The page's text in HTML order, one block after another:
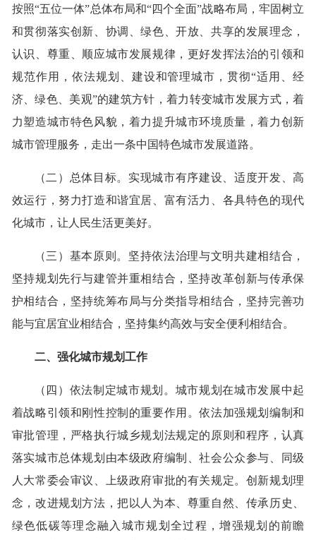
按照“五位一体”总体布局和“四个全面”战略布局，牢固树立
和贯彻落实创新、协调、绿色、开放、共享的发展理念，
认识、尊重、顺应城市发展规律，更好发挥法治的引领和
规范作用，依法规划、建设和管理城市，贯彻“适用、经
济、绿色、美观”的建筑方针，着力转变城市发展方式，着
力塑造城市特色风貌，着力提升城市环境质量，着力创新
城市管理服务，走出一条中国特色城市发展道路。
（二）总体目标。实现城市有序建设、适度开发、高
效运行，努力打造和谐宜居、富有活力、各具特色的现代
化城市，让人民生活更美好。
（三）基本原则。坚持依法治理与文明共建相结合，
坚持规划先行与建管并重相结合，坚持改革创新与传承保
护相结合，坚持统筹布局与分类指导相结合，坚持完善功
能与宜居宜业相结合，坚持集约高效与安全便利相结合。
二、强化城市规划工作
（四）依法制定城市规划。城市规划在城市发展中起
着战略引领和刚性控制的重要作用。依法加强规划编制和
审批管理，严格执行城乡规划法规定的原则和程序，认真
落实城市总体规划由本级政府编制、社会公众参与、同级
人大常委会审议、上级政府审批的有关规定。创新规划理
念，改进规划方法，把以人为本、尊重自然、传承历史、
绿色低碳等理念融入城市规划全过程，增强规划的前瞻